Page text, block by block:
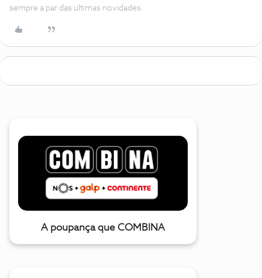
sempre a par das ultimas novidades.
A poupança que COMBINA